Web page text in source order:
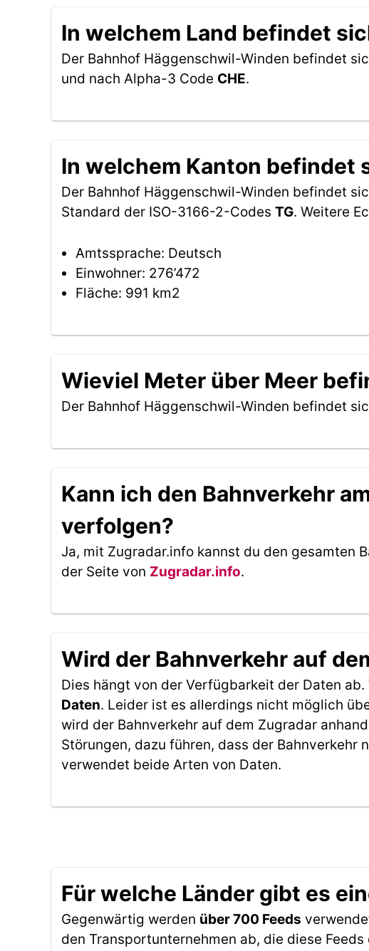
In welchem Land befindet
Der Bahnhof Häggenschwil-Winden befindet
und nach Alpha-3 Code CHE.
In welchem Kanton befindet
Der Bahnhof Häggenschwil-Winden befindet
Standard der ISO-3166-2-Codes TG. Weitere
Amtssprache: Deutsch
Einwohner: 276’472
Fläche: 991 km2
Wieviel Meter über Meer
Der Bahnhof Häggenschwil-Winden befindet
Kann ich den Bahnverkehr
verfolgen?
Ja, mit Zugradar.info kannst du den gesamten
der Seite von Zugradar.info.
Wird der Bahnverkehr auf
Dies hängt von der Verfügbarkeit der Daten
Daten. Leider ist es allerdings nicht möglich
wird der Bahnverkehr auf dem Zugradar
Störungen, dazu führen, dass der
verwendet beide Arten von Daten.
Für welche Länder gibt es
Gegenwärtig werden über 700 Feeds
den Transportunternehmen ab, die diese